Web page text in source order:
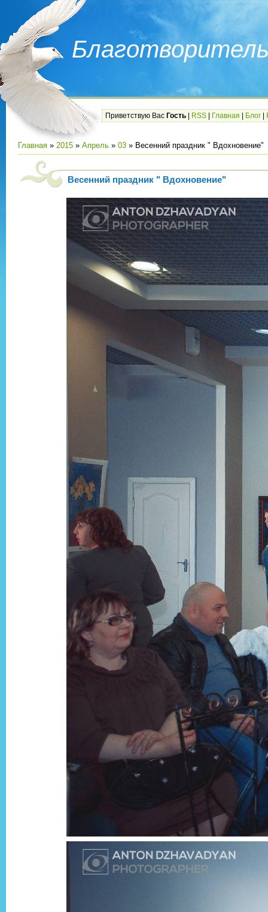
Приветствую Вас Гость RSS Главная Блог
Главная » 2015 » Апрель » 03 » Весенний праздник " Вдохновение"
Весенний праздник " Вдохновение"